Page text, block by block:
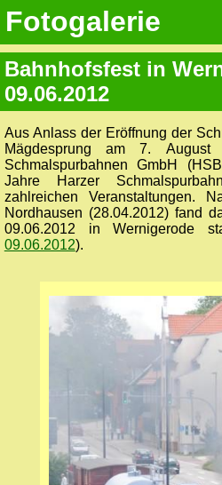
Fotogalerie
Bahnhofsfest in
09.06.2012
Aus Anlass der Eröffnung der
Mägdesprung am 7.
Schmalspurbahnen GmbH
Jahre Harzer
zahlreichen Veranstaltungen.
Nordhausen (28.04.2012) fand
09.06.2012 in Wernigerode
09.06.2012).